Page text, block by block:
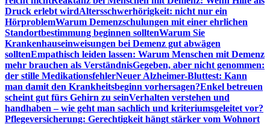
Druck erlebt wirdAltersschwerhörigkeit: nicht nur ein
HörproblemWarum Demenzschulungen mit einer ehrlichen
Standortbestimmung beginnen solltenWarum Sie
Krankenhauseinweisungen bei Demenz gut abwägen
solltenEmpathisch leiden lassen: Warum Menschen mit Demenz
mehr brauchen als VerständnisGegeben, aber nicht genommen:
der stille MedikationsfehlerNeuer Alzheimer-Bluttest: Kann
man damit den Krankheitsbeginn vorhersagen?Enkel betreuen
scheint gut fürs Gehirn zu seinVerhalten verstehen und
handhaben – wie geht man sachlich und kriteriumsgeleitet vor?
Pflegeversicherung: Gerechtigkeit hängt stärker vom Wohnort